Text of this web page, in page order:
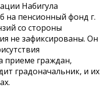
Набигула
на пенсионный фонд г.
со стороны
не зафиксированы. Он
приеме граждан,
градоначальник, и их